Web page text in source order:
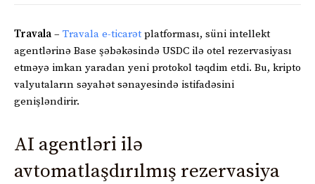
Travala – Travala e-ticarət platforması, süni intellekt
agentlərinə Base şəbəkəsində USDC ilə otel rezervasiyası
etməyə imkan yaradan yeni protokol təqdim etdi. Bu, kripto
valyutaların səyahət sənayesində istifadəsini
genişləndirir.
AI agentləri ilə
avtomatlaşdırılmış rezervasiya